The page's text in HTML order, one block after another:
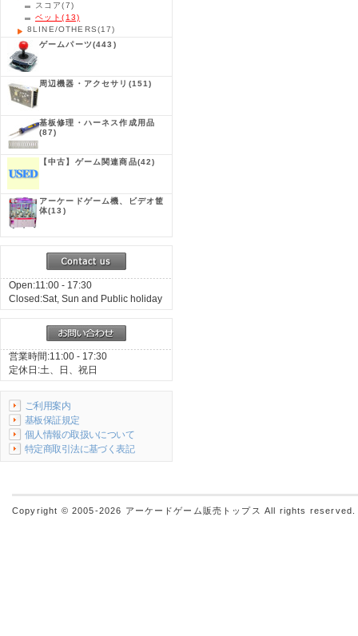
スコア(7)
ベット(13)
8LINE/OTHERS(17)
ゲームパーツ(443)
周辺機器・アクセサリ (151)
基板修理・ハーネス作成用品
(87)
【中古】ゲーム関連商品(42)
アーケードゲーム機、ビデオ筐
体(13)
Open:11:00 - 17:30
Closed:Sat, Sun and Public holiday
営業時間:11:00 - 17:30
定休日:土、日、祝日
ご利用案内
基板保証規定
個人情報の取扱いについて
特定商取引法に基づく表記
Copyright © 2005-2026 アーケードゲーム販売トップス All rights reserved.